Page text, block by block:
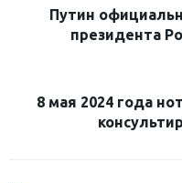
Путин
президента
8 мая 2024 года